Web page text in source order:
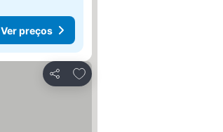
Ver preços
Partilhar
Adicionar aos favoritos